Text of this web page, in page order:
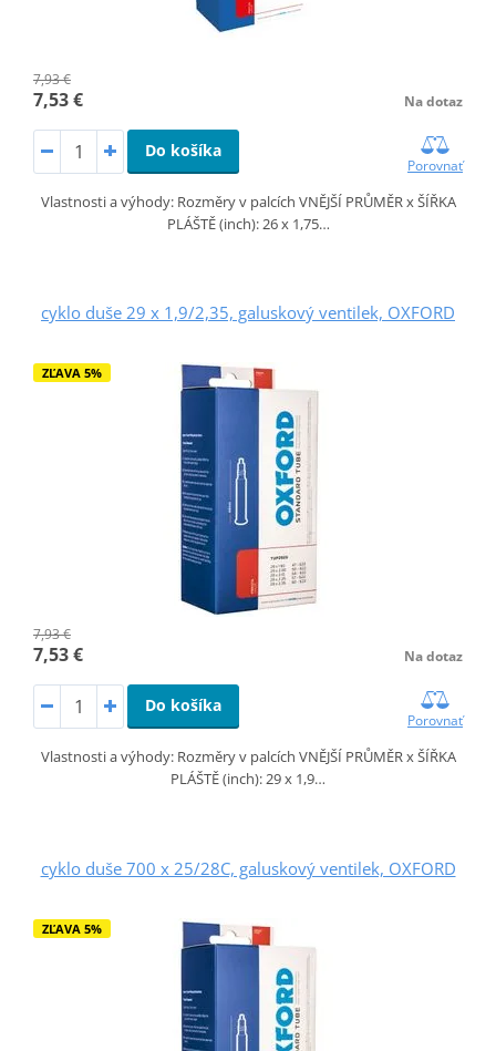
7,93 €
7,53 € Na dotaz
Do košíka
Porovnať
Vlastnosti a výhody: Rozměry v palcích VNĚJŠÍ PRŮMĚR x ŠÍŘKA
PLÁŠTĚ (inch): 26 x 1,75…
cyklo duše 29 x 1,9/2,35, galuskový ventilek, OXFORD
ZĽAVA 5%
7,93 €
7,53 € Na dotaz
Do košíka
Porovnať
Vlastnosti a výhody: Rozměry v palcích VNĚJŠÍ PRŮMĚR x ŠÍŘKA
PLÁŠTĚ (inch): 29 x 1,9…
cyklo duše 700 x 25/28C, galuskový ventilek, OXFORD
ZĽAVA 5%